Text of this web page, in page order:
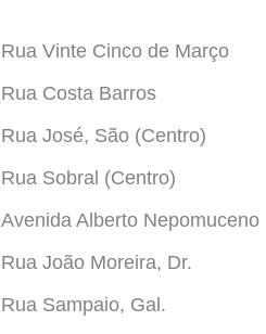
Rua Vinte Cinco de Março
Rua Costa Barros
Rua José, São (Centro)
Rua Sobral (Centro)
Avenida Alberto Nepomuceno
Rua João Moreira, Dr.
Rua Sampaio, Gal.